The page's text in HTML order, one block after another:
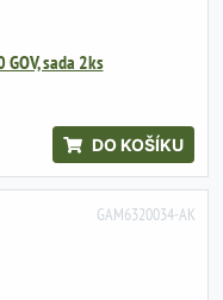
sada 2ks
DO KOŠÍKU
GAM6320034-AK